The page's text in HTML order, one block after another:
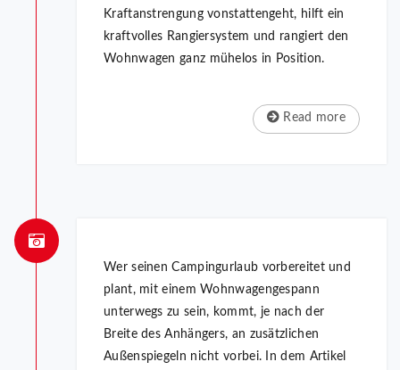
Kraftanstrengung vonstattengeht, hilft ein
kraftvolles Rangiersystem und rangiert den
Wohnwagen ganz mühelos in Position.
Read more
Wer seinen Campingurlaub vorbereitet und
plant, mit einem Wohnwagengespann
unterwegs zu sein, kommt, je nach der
Breite des Anhängers, an zusätzlichen
Außenspiegeln nicht vorbei. In dem Artikel